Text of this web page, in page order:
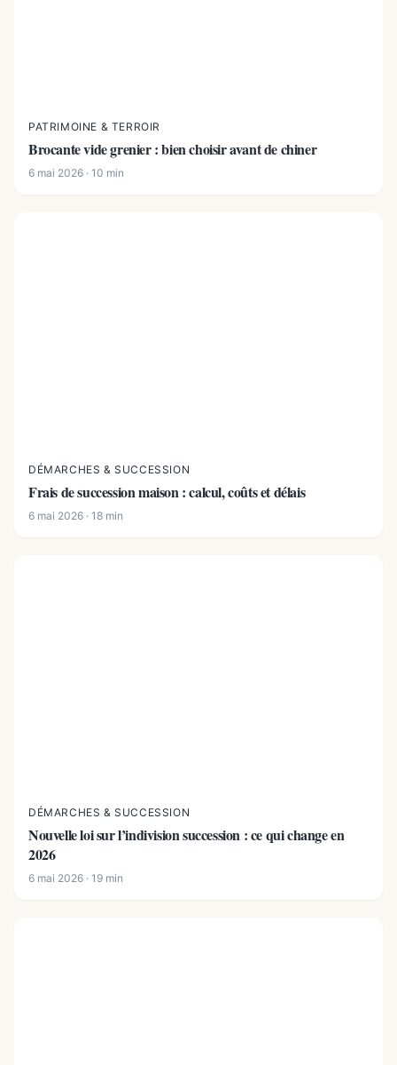
PATRIMOINE & TERROIR
Brocante vide grenier : bien choisir avant de chiner
6 mai 2026 · 10 min
DÉMARCHES & SUCCESSION
Frais de succession maison : calcul, coûts et délais
6 mai 2026 · 18 min
DÉMARCHES & SUCCESSION
Nouvelle loi sur l’indivision succession : ce qui change en
2026
6 mai 2026 · 19 min